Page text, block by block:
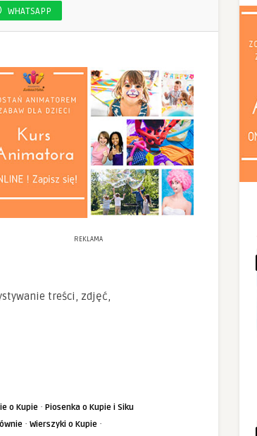
WHATSAPP
REKLAMA
treści, zdjęć,
o Kupie · Piosenka o Kupie i Siku
· Wierszyki o Kupie ·